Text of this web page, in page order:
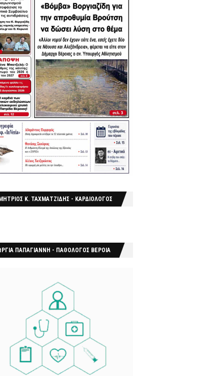
Κ. ΤΑΧΜΑΤΖΙΔΗΣ - ΚΑΡΔΙΟΛΟΓΟΣ
ΠΑΠΑΓΙΑΝΝΗ - ΠΑΘΟΛΟΓΟΣ ΒΕΡΟΙΑ